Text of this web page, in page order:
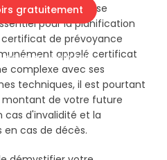
gratuitement
nous ont déjà fait
assurés en Suisse
pour la planification
de prévoyance
appelé certificat
complexe avec ses
techniques, il est pourtant
de votre future
d'invalidité et la
cas de décès.